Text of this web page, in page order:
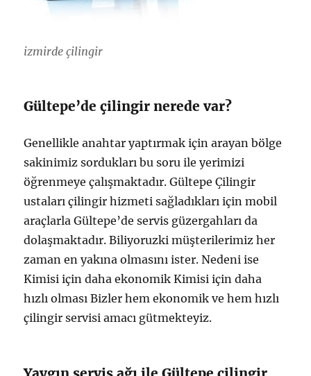
izmirde çilingir
Gültepe’de çilingir nerede var?
Genellikle anahtar yaptırmak için arayan bölge
sakinimiz sordukları bu soru ile yerimizi
öğrenmeye çalışmaktadır. Gültepe Çilingir
ustaları çilingir hizmeti sağladıkları için mobil
araçlarla Gültepe’de servis güzergahları da
dolaşmaktadır. Biliyoruzki müşterilerimiz her
zaman en yakına olmasını ister. Nedeni ise
Kimisi için daha ekonomik Kimisi için daha
hızlı olması Bizler hem ekonomik ve hem hızlı
çilingir servisi amacı gütmekteyiz.